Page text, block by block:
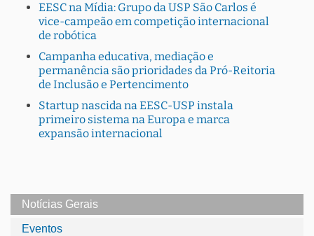
EESC na Mídia: Grupo da USP São Carlos é
vice-campeão em competição internacional
de robótica
Campanha educativa, mediação e
permanência são prioridades da Pró-Reitoria
de Inclusão e Pertencimento
Startup nascida na EESC-USP instala
primeiro sistema na Europa e marca
expansão internacional
Notícias Gerais
Eventos